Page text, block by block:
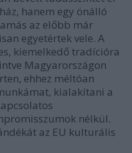
hanem egy önálló
az előbb már
egyetértek vele. A
kiemelkedő tradícióra
Magyarországon
ehhez méltóan
kialakítani a
nélkül.
az EU kulturális